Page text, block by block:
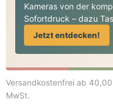
Kameras von der
Sofortdruck – dazu
Jetzt entdecken!
Versandkostenfrei ab
MwSt.